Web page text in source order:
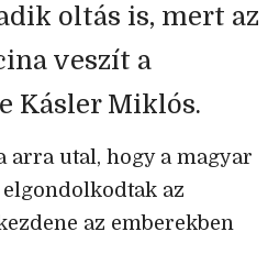
oltás is, mert az
veszít a
Kásler Miklós.
arra utal, hogy a magyar
az
az emberekben